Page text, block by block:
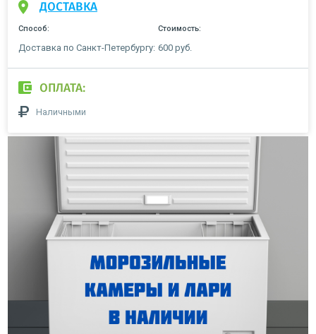
ДОСТАВКА
Способ: Стоимость:
Доставка по Санкт-Петербургу: 600 руб.
ОПЛАТА:
Наличными